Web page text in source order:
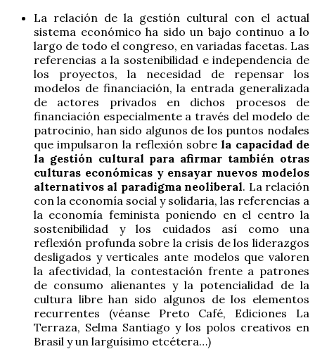
La relación de la gestión cultural con el actual
sistema económico ha sido un bajo continuo a lo
largo de todo el congreso, en variadas facetas. Las
referencias a la sostenibilidad e independencia de
los proyectos, la necesidad de repensar los
modelos de financiación, la entrada generalizada
de actores privados en dichos procesos de
financiación especialmente a través del modelo de
patrocinio, han sido algunos de los puntos nodales
que impulsaron la reflexión sobrela capacidad de
la gestión cultural para afirmar también otras
culturas económicas y ensayar nuevos modelos
alternativos al paradigma neoliberal. La relación
con la economía social y solidaria, las referencias a
la economía feminista poniendo en el centro la
sostenibilidad y los cuidados así como una
reflexión profunda sobre la crisis de los liderazgos
desligados y verticales ante modelos que valoren
la afectividad, la contestación frente a patrones
de consumo alienantes y la potencialidad de la
cultura libre han sido algunos de los elementos
recurrentes (véanse Preto Café, Ediciones La
Terraza, Selma Santiago y los polos creativos en
Brasil y un larguísimo etcétera…)